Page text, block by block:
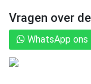
Vragen over
WhatsApp ons